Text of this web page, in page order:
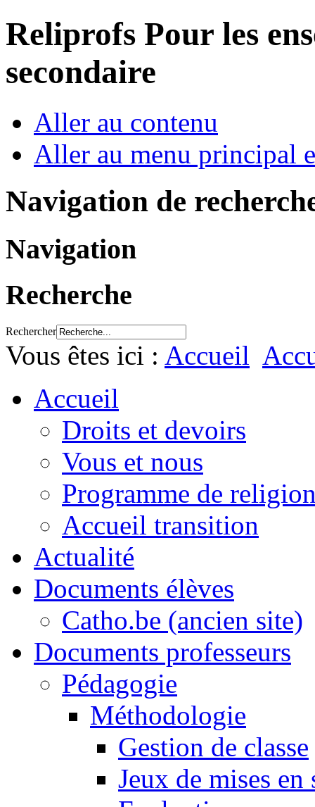
Reliprofs Pour les
secondaire
Aller au contenu
Aller au menu principal
Navigation de
Navigation
Recherche
Rechercher
Vous êtes ici : Accueil
Accueil
Droits et devoirs
Vous et nous
Programme de
Accueil transition
Actualité
Documents élèves
Catho.be (ancien site)
Documents professeurs
Pédagogie
Méthodologie
Gestion de classe
Jeux de mises